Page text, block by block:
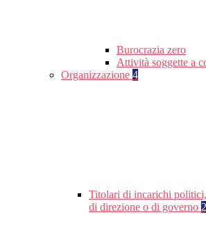
Burocrazia zero
Attività soggette a
Organizzazione 4
Titolari di incarichi
di direzione o di governo 2